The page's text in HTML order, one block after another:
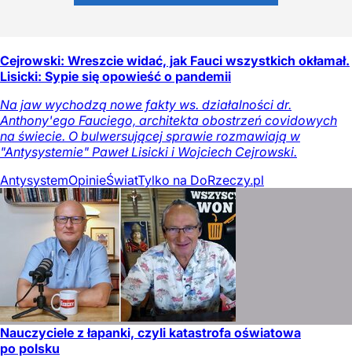
Cejrowski: Wreszcie widać, jak Fauci wszystkich okłamał.
Lisicki: Sypie się opowieść o pandemii
Na jaw wychodzą nowe fakty ws. działalności dr.
Anthony'ego Fauciego, architekta obostrzeń covidowych
na świecie. O bulwersującej sprawie rozmawiają w
"Antysystemie" Paweł Lisicki i Wojciech Cejrowski.
AntysystemOpinieŚwiatTylko na DoRzeczy.pl
Nauczyciele z łapanki, czyli katastrofa oświatowa
po polsku